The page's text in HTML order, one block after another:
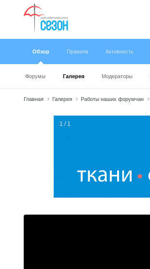
Обзор
Форумы Галерея Модераторы
Правила Активность
Главная Галерея Работы наших форумчан
1 / 1